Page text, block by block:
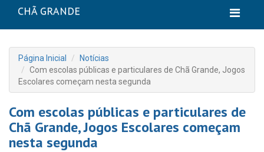
CHÃ GRANDE
Página Inicial
Notícias
Com escolas públicas e particulares de Chã Grande, Jogos
Escolares começam nesta segunda
Com escolas públicas e particulares de
Chã Grande, Jogos Escolares começam
nesta segunda